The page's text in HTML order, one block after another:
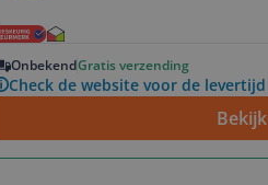
OnbekendGratis verzending
Check de website voor de